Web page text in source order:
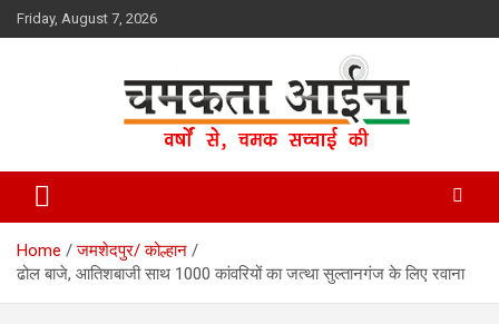
Skip
to
Friday, August 7, 2026
Chamakta Aina
Home
जमशेदपुर/ कोल्हान
ढोल बाजे, आतिशबाजी साथ 1000 कांवरियों का जत्था सुल्तानगंज के लिए रवाना